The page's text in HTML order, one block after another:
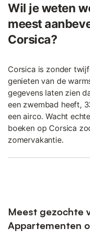
Wil je weten
meest
Corsica?
Corsica is zonder
genieten van de
gegevens laten zien
een zwembad heeft,
een airco. Wacht
boeken op Corsica
zomervakantie.
Meest gezochte
Appartementen